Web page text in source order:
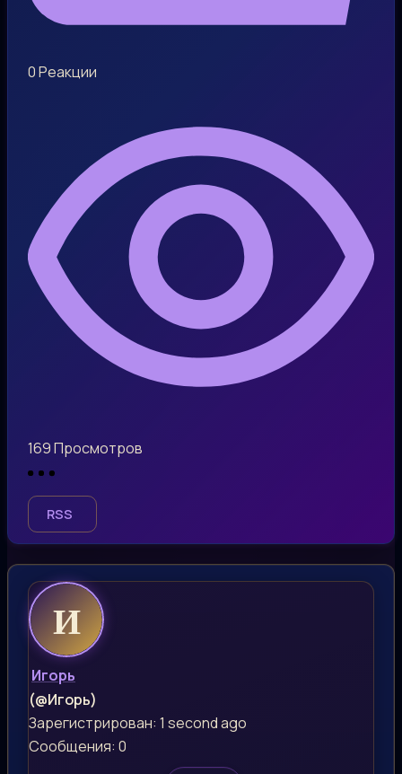
0Реакции
169Просмотров
RSS
Игорь
(@Игорь)
Зарегистрирован: 1 second ago
Сообщения: 0